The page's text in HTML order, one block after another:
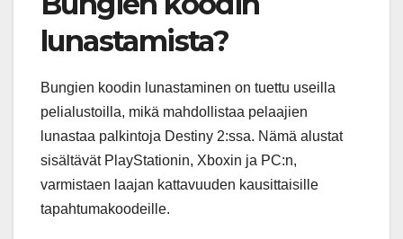
lunastamista?
Bungien koodin lunastaminen on tuettu useilla
pelialustoilla, mikä mahdollistaa pelaajien
lunastaa palkintoja Destiny 2:ssa. Nämä alustat
sisältävät PlayStationin, Xboxin ja PC:n,
varmistaen laajan kattavuuden kausittaisille
tapahtumakoodeille.